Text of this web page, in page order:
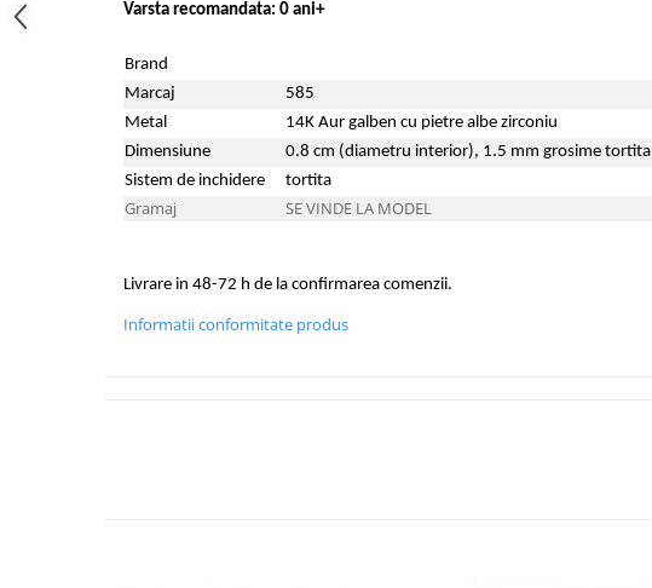
Varsta recomandata: 0 ani+
Brand
Marcaj
585
Metal
14K Aur galben cu pietre albe zirconiu
Dimensiune
0.8 cm (diametru interior), 1.5 mm grosime tortita
Sistem de inchidere
tortita
Gramaj SE VINDE LA MODEL
Livrare in 48-72 h de la confirmarea comenzii.
Informatii conformitate produs